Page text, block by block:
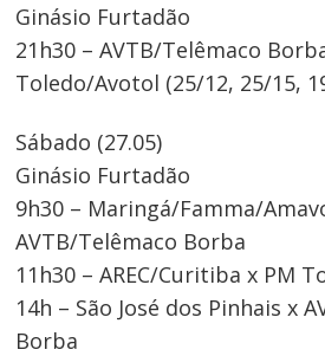
Ginásio Furtadão
21h30 – AVTB/Telêmaco
Toledo/Avotol (25/12, 25/15,
Sábado (27.05)
Ginásio Furtadão
9h30 – Maringá/Famma/
AVTB/Telêmaco Borba
11h30 – AREC/Curitiba x PM
14h – São José dos Pinhais x
Borba